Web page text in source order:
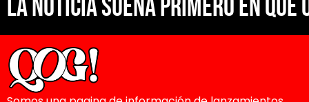
La noticia suena primero en Que